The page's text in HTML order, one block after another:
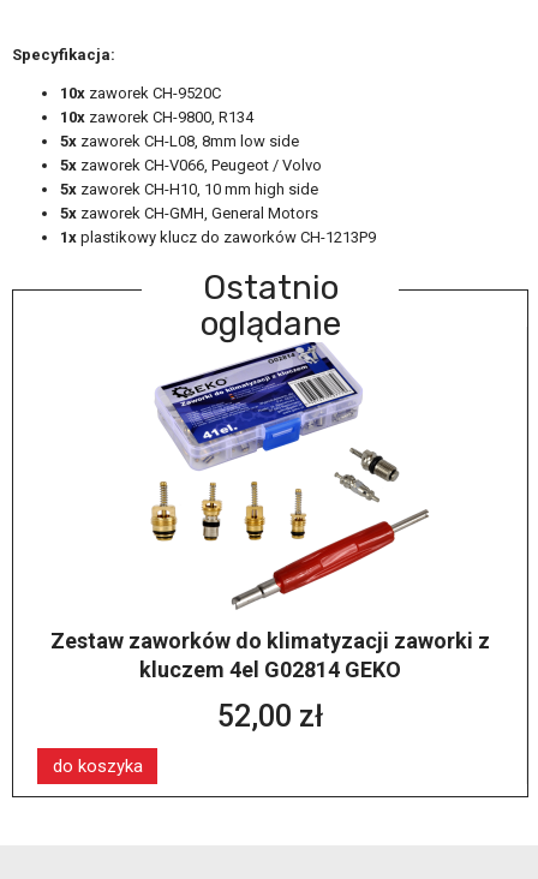
Specyfikacja:
10x zaworek CH-9520C
10x zaworek CH-9800, R134
5x zaworek CH-L08, 8mm low side
5x zaworek CH-V066, Peugeot / Volvo
5x zaworek CH-H10, 10 mm high side
5x zaworek CH-GMH, General Motors
1x plastikowy klucz do zaworków CH-1213P9
Ostatnio
oglądane
Zestaw zaworków do klimatyzacji zaworki z
kluczem 4el G02814 GEKO
52,00 zł
do koszyka